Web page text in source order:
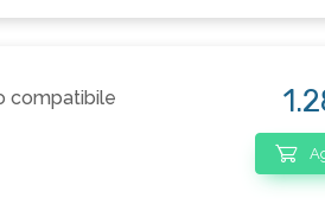
compatibile